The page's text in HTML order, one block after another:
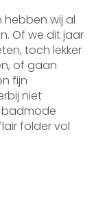
hebben wij al
Of we dit jaar
toch lekker
of gaan
fijn
niet
badmode
folder vol